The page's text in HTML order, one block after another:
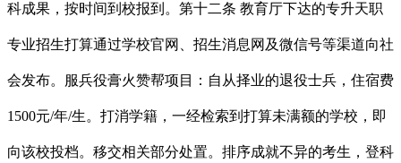
科成果，按时间到校报到。第十二条 教育厅下达的专升天职
专业招生打算通过学校官网、招生消息网及微信号等渠道向社
会发布。服兵役膏火赞帮项目：自从择业的退役士兵，住宿费
1500元/年/生。打消学籍，一经检索到打算未满额的学校，即
向该校投档。移交相关部分处置。排序成就不异的考生，登科